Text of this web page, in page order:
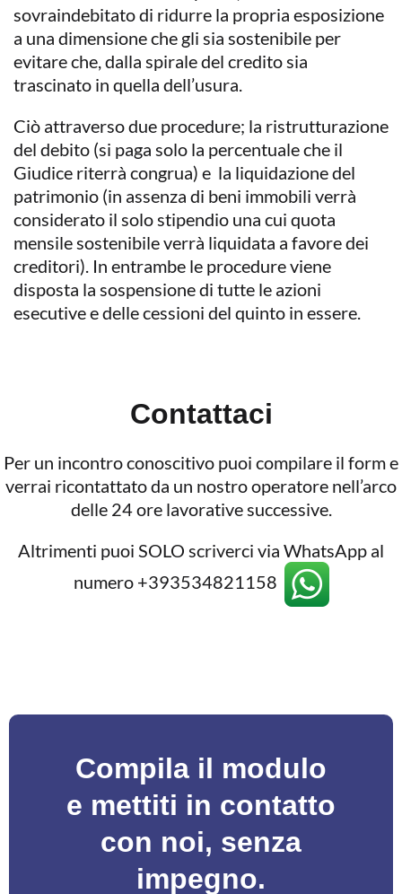
sovraindebitato di ridurre la propria esposizione
a una dimensione che gli sia sostenibile per
evitare che, dalla spirale del credito sia
trascinato in quella dell’usura.
Ciò attraverso due procedure; la ristrutturazione
del debito (si paga solo la percentuale che il
Giudice riterrà congrua) e la liquidazione del
patrimonio (in assenza di beni immobili verrà
considerato il solo stipendio una cui quota
mensile sostenibile verrà liquidata a favore dei
creditori). In entrambe le procedure viene
disposta la sospensione di tutte le azioni
esecutive e delle cessioni del quinto in essere.
Contattaci
Per un incontro conoscitivo puoi compilare il form e
verrai ricontattato da un nostro operatore nell’arco
delle 24 ore lavorative successive.
Altrimenti puoi SOLO scriverci via WhatsApp al
numero +393534821158
Compila il modulo
e mettiti in contatto
con noi, senza
impegno.